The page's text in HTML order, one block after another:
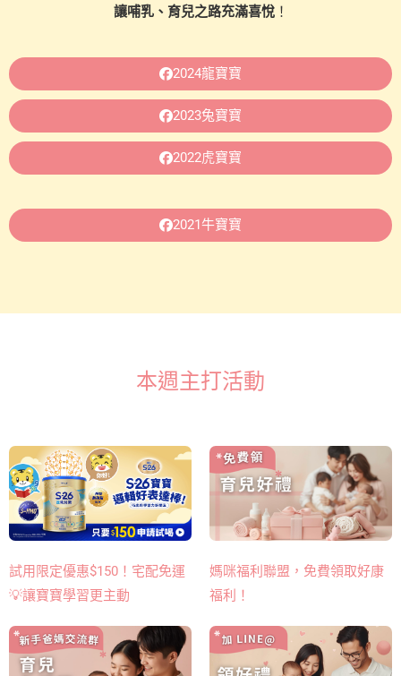
讓哺乳、育兒之路充滿喜悅！
2024龍寶寶
2023兔寶寶
2022虎寶寶
2021牛寶寶
本週主打活動
試用限定優惠$150！宅配免運
💡讓寶寶學習更主動
媽咪福利聯盟，免費領取好康
福利！